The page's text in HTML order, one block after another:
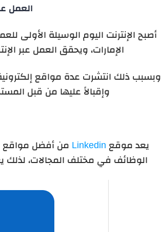
العمل
أصبح الإنترنت اليوم الوسيلة الأولى
الإمارات، ويحقق العمل عبر
وبسبب ذلك انتشرت عدة مواقع إلكترونية
وإقبالاً عليها من قبل
يعد موقع Linkedin من أفضل مواقع
الوظائف في مختلف المجالات، لذلك